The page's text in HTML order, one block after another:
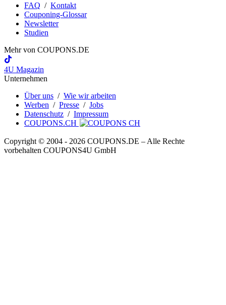
FAQ / Kontakt
Couponing-Glossar
Newsletter
Studien
Mehr von COUPONS.DE
4U Magazin
Unternehmen
Über uns / Wie wir arbeiten
Werben / Presse / Jobs
Datenschutz / Impressum
COUPONS.CH
Copyright © 2004 ‐ 2026 COUPONS.DE – Alle Rechte
vorbehalten COUPONS4U GmbH